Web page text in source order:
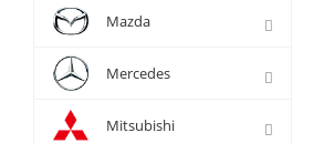
Mazda
Mercedes
Mitsubishi